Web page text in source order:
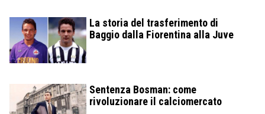
La storia del trasferimento di
Baggio dalla Fiorentina alla Juve
Sentenza Bosman: come
rivoluzionare il calciomercato